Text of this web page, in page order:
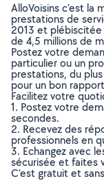
AlloVoisins c’est la
prestations de
2013 et plébiscitée
de 4,5 millions de
Postez votre
particulier ou un
prestations, du
pour un bon
Facilitez votre
1. Postez votre
secondes.
2. Recevez des
professionnels en
3. Echangez avec
sécurisée et faites
C’est gratuit et